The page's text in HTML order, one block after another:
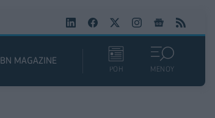
BN MAGAZINE
ΡΟΗ ΜΕΝΟΥ